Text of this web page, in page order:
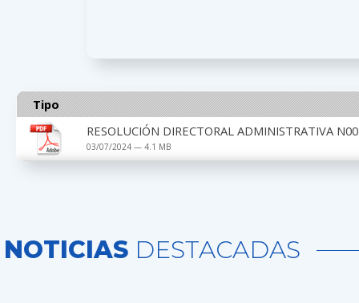
Tipo
RESOLUCIÓN DIRECTORAL ADMINISTRATIVA
03/07/2024 — 4.1 MB
NOTICIAS DESTACADAS